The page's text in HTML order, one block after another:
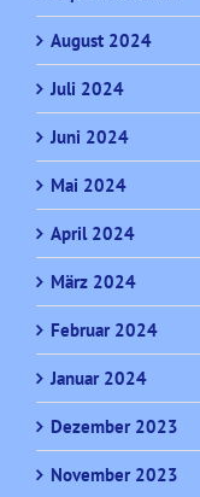
August 2024
Juli 2024
Juni 2024
Mai 2024
April 2024
März 2024
Februar 2024
Januar 2024
Dezember 2023
November 2023